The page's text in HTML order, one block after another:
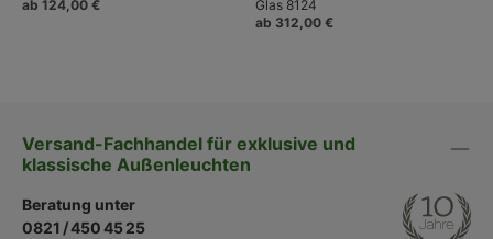
ab 124,00 €
Glas 8124
ab 312,00 €
Versand-Fachhandel für exklusive und
klassische Außenleuchten
Beratung unter
0821 / 450 45 25